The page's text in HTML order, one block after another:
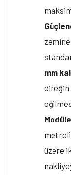
zemine
mm
direğin
üzere